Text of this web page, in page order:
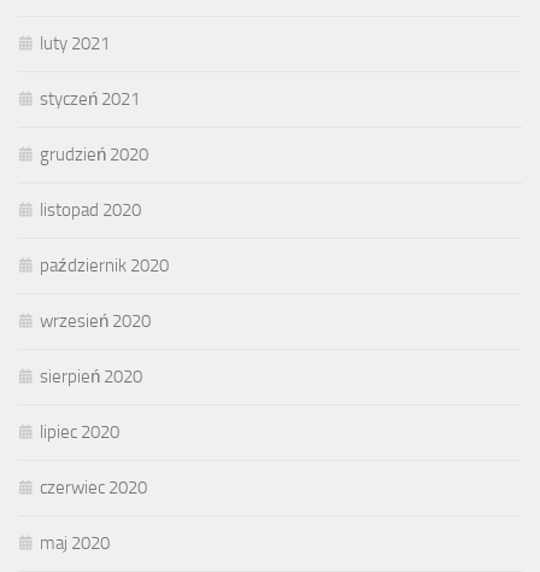
luty 2021
styczeń 2021
grudzień 2020
listopad 2020
październik 2020
wrzesień 2020
sierpień 2020
lipiec 2020
czerwiec 2020
maj 2020